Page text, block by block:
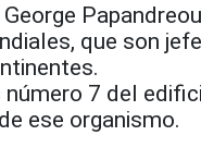
que son
número 7 del
ese organismo.